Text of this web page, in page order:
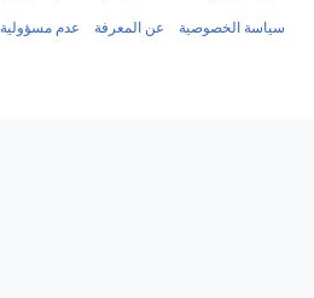
سياسة الخصوصية عن المعرفة عدم مسؤولية